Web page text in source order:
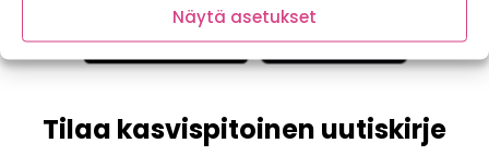
Näytä asetukset
Tilaa kasvispitoinen uutiskirje